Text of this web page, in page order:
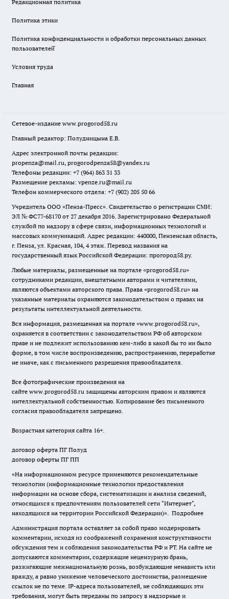
Редакционная политика
Политика этики
Политика конфиденциальности и обработки персональных данных
пользователей̆
Условия труда
Главная
Сетевое-издание www.progorod58.ru
Главный редактор: Полудницына Е.В.
Адрес электронной почты редакции:
propenza@mail.ru, progorodpenza58@yandex.ru
Телефоны редакции: +7 (964) 863 31 33
Размещение рекламы: vpenze.ru@mail.ru
Телефон коммерческого отдела: +7 (902) 205 50 66
Учредитель ООО «Пенза-Пресс». Свидетельство о регистрации СМИ:
ЭЛ № ФС77-68170 от 27 декабря 2016. Зарегистрировано Федеральной
службой по надзору в сфере связи, информационных технологий и
массовых коммуникаций. Адрес редакции: 440000, Пензенская область,
г. Пенза, ул. Красная, 104, 4 этаж. Перевод названия на
государственный язык Российской Федерации: прогород58.ру.
Любые материалы, размещенные на портале «progorod58.ru»
сотрудниками редакции, внештатными авторами и читателями,
являются объектами авторского права. Права «progorod58.ru» на
указанные материалы охраняются законодательством о правах на
результаты интеллектуальной деятельности.
Вся информация, размещенная на портале «www.progorod58.ru»,
охраняется в соответствии с законодательством РФ об авторском
праве и не подлежит использованию кем-либо в какой бы то ни было
форме, в том числе воспроизведению, распространению, переработке
не иначе, как с письменного разрешения правообладателя.
Все фотографические произведения на
сайте www.progorod58.ru защищены авторским правом и являются
интеллектуальной собственностью. Копирование без письменного
согласия правообладателя запрещено.
Возрастная категория сайта 16+.
договор оферта ПГ Полуд
договор оферты ПГ ПП
«На информационном ресурсе применяются рекомендательные
технологии (информационные технологии предоставления
информации на основе сбора, систематизации и анализа сведений,
относящихся к предпочтениям пользователей сети "Интернет",
находящихся на территории Российской Федерации)». Подробнее
Администрация портала оставляет за собой право модерировать
комментарии, исходя из соображений сохранения конструктивности
обсуждения тем и соблюдения законодательства РФ и РТ. На сайте не
допускаются комментарии, содержащие нецензурную брань,
разжигающие межнациональную рознь, возбуждающие ненависть или
вражду, а равно унижение человеческого достоинства, размещение
ссылок не по теме. IP-адреса пользователей, не соблюдающих эти
требования, могут быть переданы по запросу в надзорные и